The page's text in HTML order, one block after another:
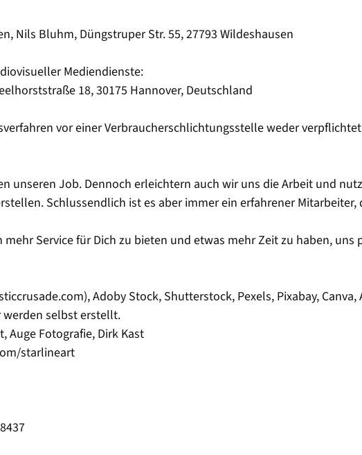
Nils Bluhm, Düngstruper Str. 55, 27793 Wildeshausen
Mediendienste:
18, 30175 Hannover, Deutschland
vor einer Verbraucherschlichtungsstelle weder
unseren Job. Dennoch erleichtern auch wir uns die Arbeit und
Schlussendlich ist es aber immer ein erfahrener
Service für Dich zu bieten und etwas mehr Zeit zu haben,
Adoby Stock, Shutterstock, Pexels, Pixabay, Canva,
selbst erstellt.
Auge Fotografie, Dirk Kast
starlineart